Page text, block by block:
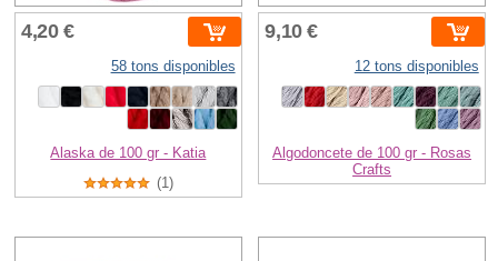
4,20 €
58 tons disponibles
Alaska de 100 gr - Katia
(1)
9,10 €
12 tons disponibles
Algodoncete de 100 gr - Rosas
Crafts